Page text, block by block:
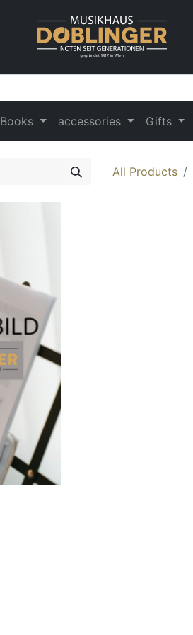
Books accessories Gifts
All Products